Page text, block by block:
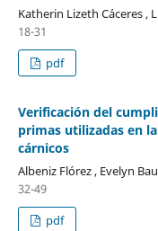
Katherin Lizeth Cáceres ,
18-31
pdf
Verificación del
primas utilizadas en
cárnicos
Albeniz Flórez , Evelyn
32-49
pdf